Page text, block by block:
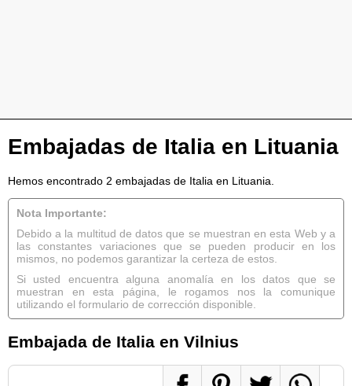
Embajadas de Italia en Lituania
Hemos encontrado 2 embajadas de Italia en Lituania.
Nota Importante:
Debido a la multitud de datos que se muestran en esta Web y a
las constantes variaciones que se pueden producir en los
mismos, no podemos garantizar la certeza de estos.
Si usted encuentra alguna anomalía en los datos que se
muestran en esta página, le rogamos nos la comunique
utilizando el formulario de corrección disponible.
Embajada de Italia en Vilnius